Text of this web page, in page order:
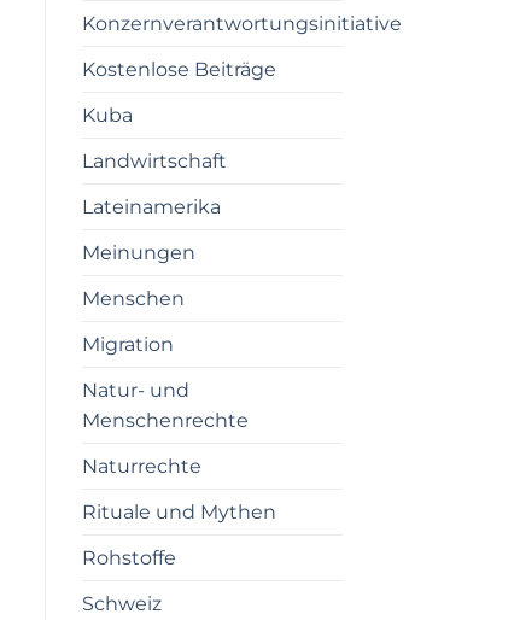
Konzernverantwortungsinitiative
Kostenlose Beiträge
Kuba
Landwirtschaft
Lateinamerika
Meinungen
Menschen
Migration
Natur- und
Menschenrechte
Naturrechte
Rituale und Mythen
Rohstoffe
Schweiz